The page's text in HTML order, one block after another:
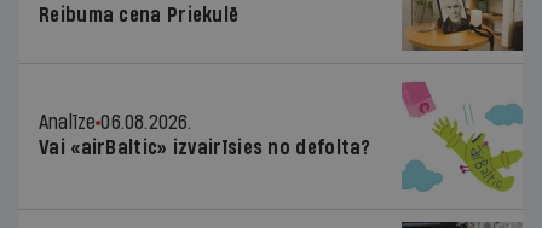
Reibuma cena Priekulē
Analīze 06.08.2026.
Vai «airBaltic» izvairīsies no defolta?